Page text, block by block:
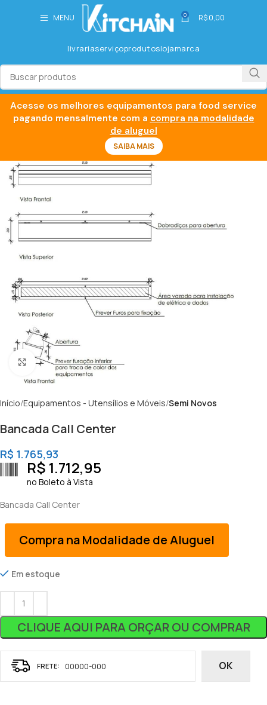
MENU 0 R$0,00
livrariaserviçoprodutoslojamarca
Clique para ampliar
Início Equipamentos - Utensílios e Móveis Semi Novos
Bancada Call Center
R$ 1.765,93
R$ 1.712,95
no Boleto à Vista
Bancada Call Center
Compra na Modalidade de Aluguel
Em estoque
CLIQUE AQUI PARA ORÇAR OU COMPRAR
OK
Acesse os melhores equipamentos para food service
pagando mensalmente com a compra na modalidade
de aluguel
SAIBA MAIS